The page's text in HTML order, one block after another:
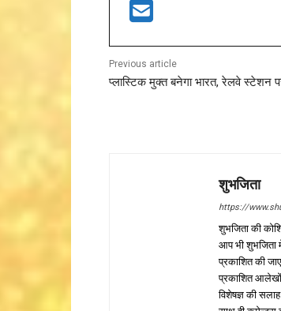
Previous article
प्लास्टिक मुक्त बनेगा भारत, रेलवे स्टेशन
शुभजिता
https://
शुभजिता की
आप भी शुभजिता
प्रकाशित की
प्रकाशित आलेखों
विशेषज्ञ की